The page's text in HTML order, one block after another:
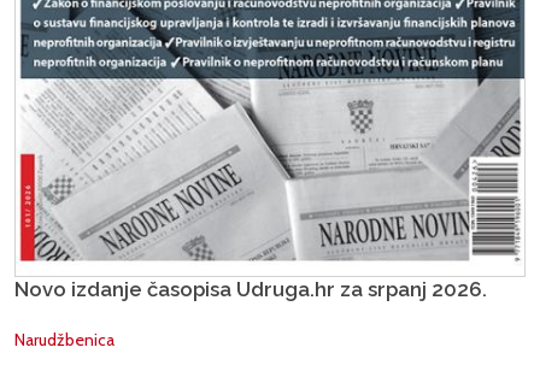
Novo izdanje časopisa Udruga.hr za srpanj 2026.
Narudžbenica